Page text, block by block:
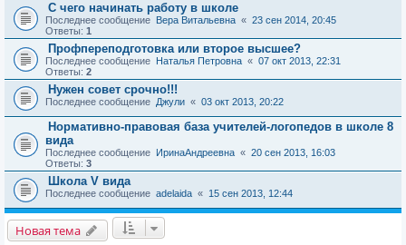
С чего начинать работу в школе
Последнее сообщение Вера Витальевна « 23 сен 2014, 20:45
Ответы: 1
Профпереподготовка или второе высшее?
Последнее сообщение Наталья Петровна « 07 окт 2013, 22:31
Ответы: 2
Нужен совет срочно!!!
Последнее сообщение Джули « 03 окт 2013, 20:22
Нормативно-правовая база учителей-логопедов в школе 8
вида
Последнее сообщение ИринаАндреевна « 20 сен 2013, 16:03
Ответы: 3
Школа V вида
Последнее сообщение adelaida « 15 сен 2013, 12:44
Новая тема